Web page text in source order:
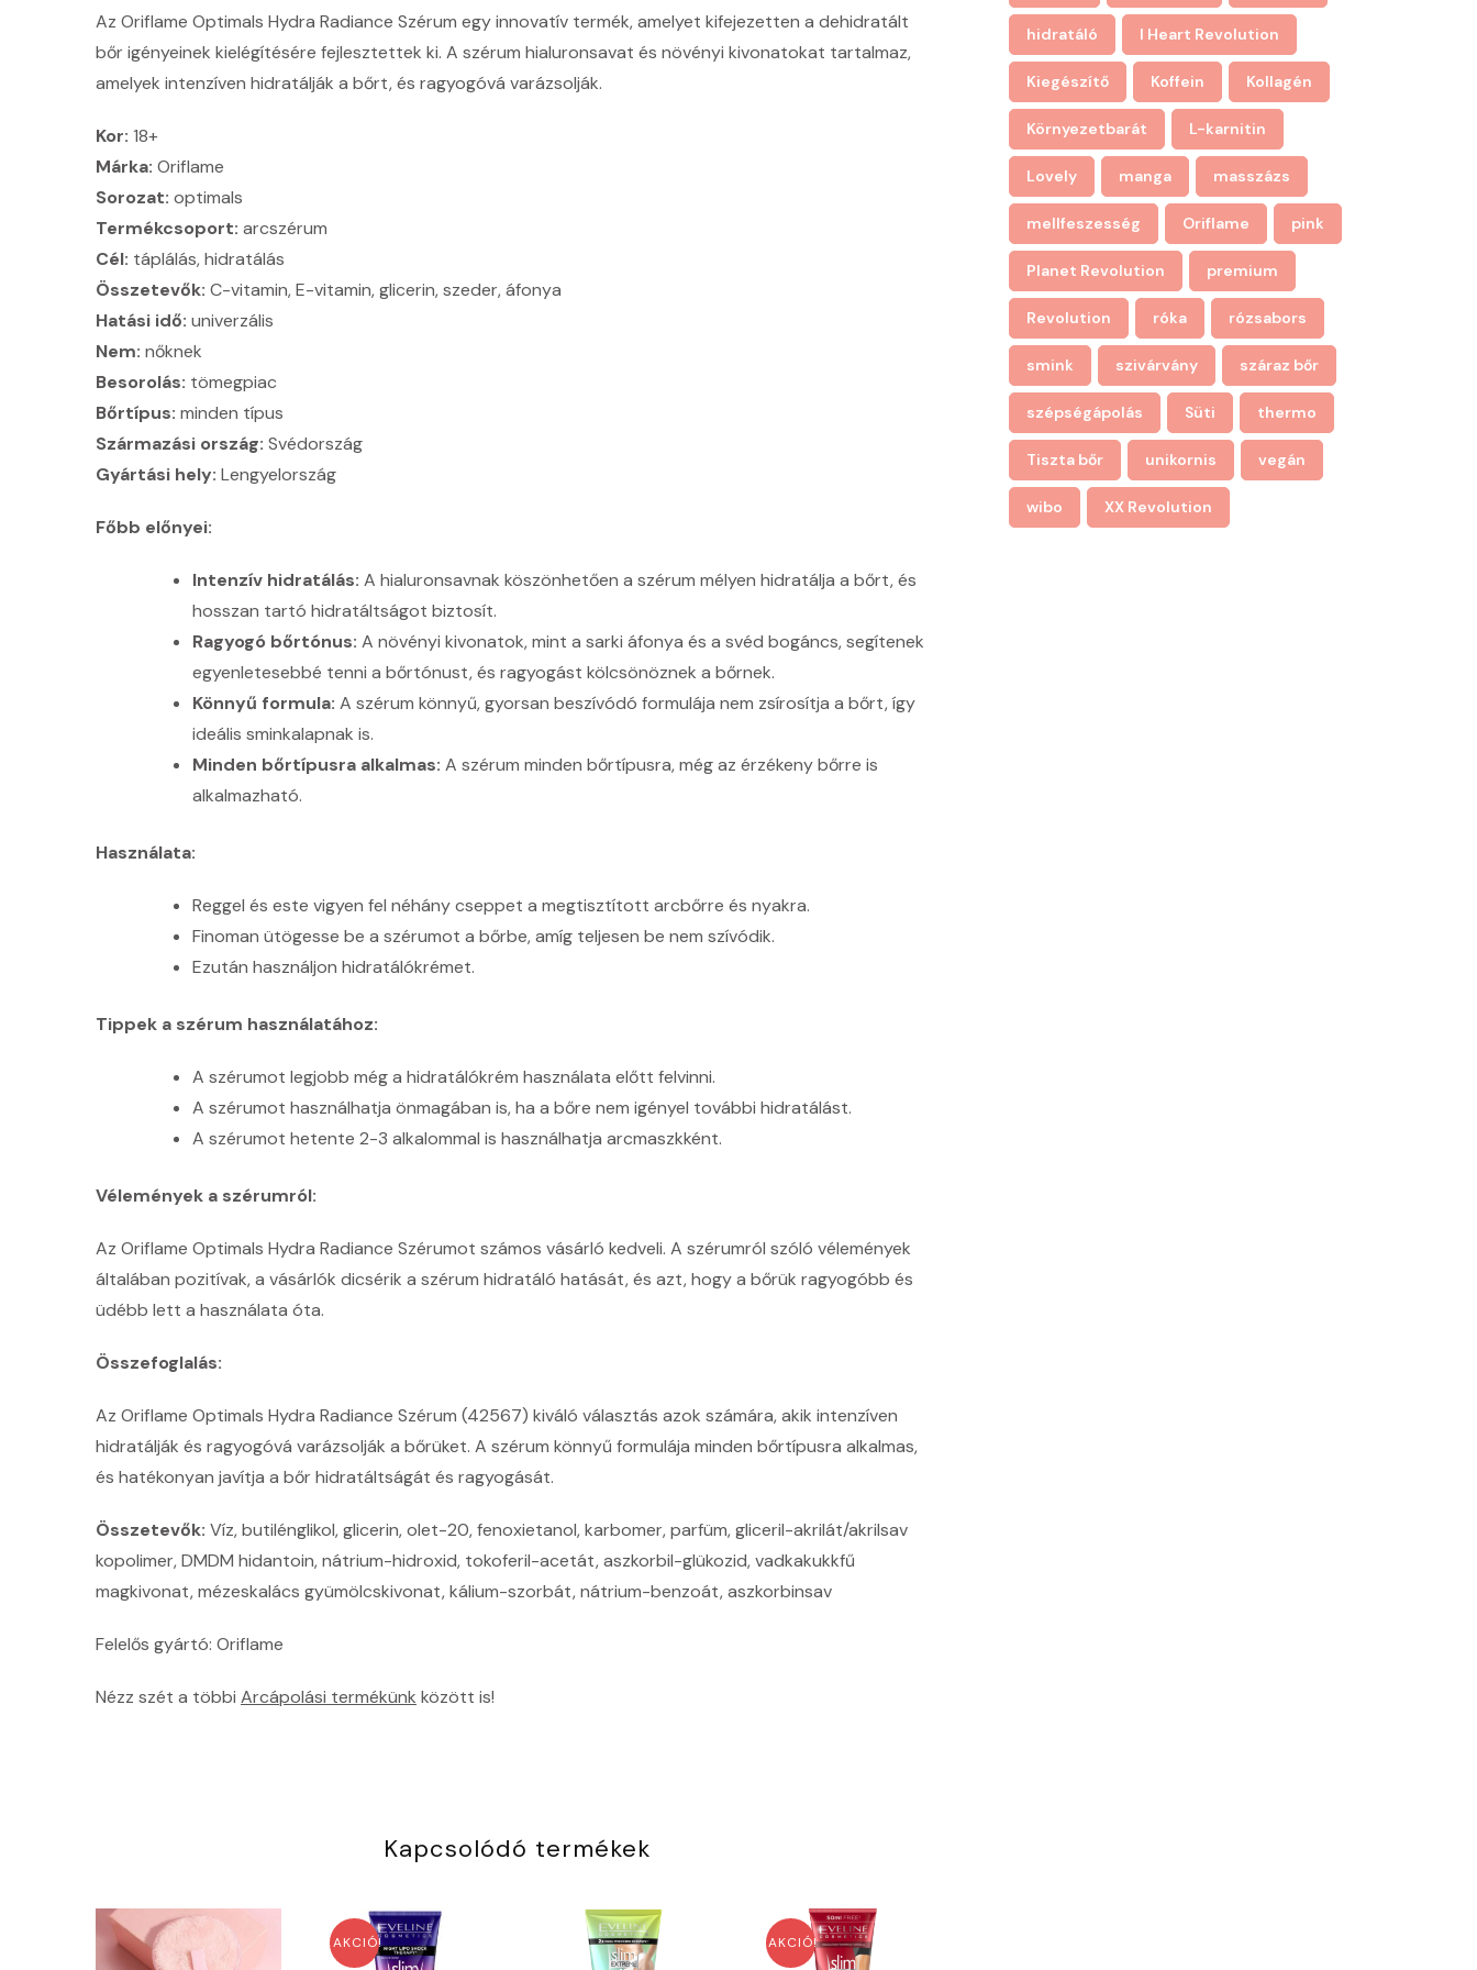
Az Oriflame Optimals Hydra Radiance Szérum egy innovatív termék, amelyet kifejezetten a dehidratált
bőr igényeinek kielégítésére fejlesztettek ki. A szérum hialuronsavat és növényi kivonatokat tartalmaz,
amelyek intenzíven hidratálják a bőrt, és ragyogóvá varázsolják.
Kor: 18+
Márka: Oriflame
Sorozat: optimals
Termékcsoport: arcszérum
Cél: táplálás, hidratálás
Összetevők: C-vitamin, E-vitamin, glicerin, szeder, áfonya
Hatási idő: univerzális
Nem: nőknek
Besorolás: tömegpiac
Bőrtípus: minden típus
Származási ország: Svédország
Gyártási hely: Lengyelország
Főbb előnyei:
Intenzív hidratálás: A hialuronsavnak köszönhetően a szérum mélyen hidratálja a bőrt, és
hosszan tartó hidratáltságot biztosít.
Ragyogó bőrtónus: A növényi kivonatok, mint a sarki áfonya és a svéd bogáncs, segítenek
egyenletesebbé tenni a bőrtónust, és ragyogást kölcsönöznek a bőrnek.
Könnyű formula: A szérum könnyű, gyorsan beszívódó formulája nem zsírosítja a bőrt, így
ideális sminkalapnak is.
Minden bőrtípusra alkalmas: A szérum minden bőrtípusra, még az érzékeny bőrre is
alkalmazható.
Használata:
Reggel és este vigyen fel néhány cseppet a megtisztított arcbőrre és nyakra.
Finoman ütögesse be a szérumot a bőrbe, amíg teljesen be nem szívódik.
Ezután használjon hidratálókrémet.
Tippek a szérum használatához:
A szérumot legjobb még a hidratálókrém használata előtt felvinni.
A szérumot használhatja önmagában is, ha a bőre nem igényel további hidratálást.
A szérumot hetente 2-3 alkalommal is használhatja arcmaszkként.
Vélemények a szérumról:
Az Oriflame Optimals Hydra Radiance Szérumot számos vásárló kedveli. A szérumról szóló vélemények
általában pozitívak, a vásárlók dicsérik a szérum hidratáló hatását, és azt, hogy a bőrük ragyogóbb és
üdébb lett a használata óta.
Összefoglalás:
Az Oriflame Optimals Hydra Radiance Szérum (42567) kiváló választás azok számára, akik intenzíven
hidratálják és ragyogóvá varázsolják a bőrüket. A szérum könnyű formulája minden bőrtípusra alkalmas,
és hatékonyan javítja a bőr hidratáltságát és ragyogását.
Összetevők: Víz, butilénglikol, glicerin, olet-20, fenoxietanol, karbomer, parfüm, gliceril-akrilát/akrilsav
kopolimer, DMDM ​​​​hidantoin, nátrium-hidroxid, tokoferil-acetát, aszkorbil-glükozid, vadkakukkfű
magkivonat, mézeskalács gyümölcskivonat, kálium-szorbát, nátrium-benzoát, aszkorbinsav
Felelős gyártó: Oriflame
Nézz szét a többi Arcápolási termékünk között is!
Kapcsolódó termékek
AKCIÓ! AKCIÓ!
hidratáló I Heart Revolution
Kiegészítő Koffein Kollagén
Környezetbarát L-karnitin
Lovely manga masszázs
mellfeszesség Oriflame pink
Planet Revolution premium
Revolution róka rózsabors
smink szivárvány száraz bőr
szépségápolás Süti thermo
Tiszta bőr unikornis vegán
wibo XX Revolution